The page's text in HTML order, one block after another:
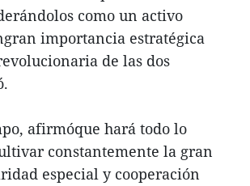
como un activo
importancia estratégica
de las dos
afirmóque hará todo lo
constantemente la gran
especial y cooperación